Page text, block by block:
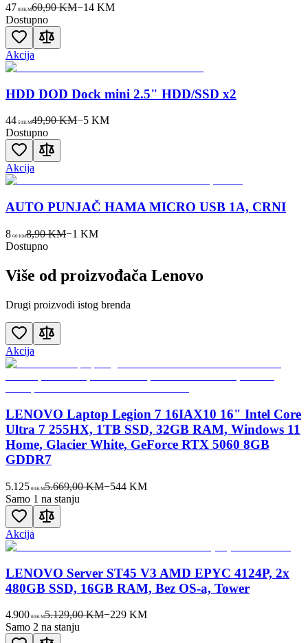
47 00KM60,90 KM−14KM
Dostupno
Akcija
HDD DOD Dock mini 2.5" HDD/SSD x2
44 50KM49,90 KM−5KM
Dostupno
Akcija
AUTO PUNJAČ HAMA MICRO USB 1A, CRNI
8 00KM8,90 KM−1 KM
Dostupno
Više od proizvođača Lenovo
Drugi proizvodi istog brenda
Akcija
LENOVO Laptop Legion 7 16IAX10 16" Intel Core
Ultra 7 255HX, 1TB SSD, 32GB RAM, Windows 11
Home, Glacier White, GeForce RTX 5060 8GB
GDDR7
5.125 00KM5.669,00 KM−544KM
Samo 1 na stanju
Akcija
LENOVO Server ST45 V3 AMD EPYC 4124P, 2x
480GB SSD, 16GB RAM, Bez OS-a, Tower
4.900 00KM5.129,00 KM−229KM
Samo 2 na stanju